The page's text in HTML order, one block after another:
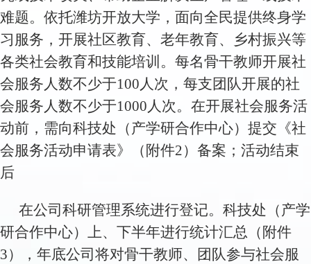
难题。依托潍坊开放大学，面向全民提供终身学
习服务，开展社区教育、老年教育、乡村振兴等
各类社会教育和技能培训。每名骨干教师开展社
会服务人数不少于100人次，每支团队开展的社
会服务人数不少于1000人次。在开展社会服务活
动前，需向科技处（产学研合作中心）提交《社
会服务活动申请表》（附件2）备案；活动结束
后
在公司科研管理系统进行登记。科技处（产学
研合作中心）上、下半年进行统计汇总（附件
3），年底公司将对骨干教师、团队参与社会服